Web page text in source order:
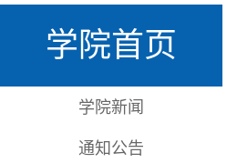
学院首页
学院新闻
通知公告